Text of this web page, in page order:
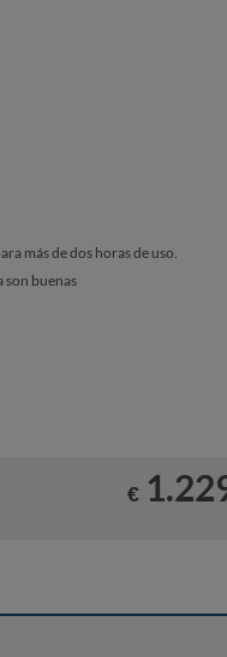
más de dos horas de uso.
son buenas
€